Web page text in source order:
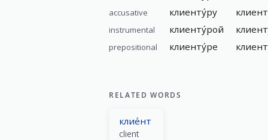
accusative клиенту́ру
instrumental клиенту́рой
prepositional клиенту́ре
RELATED WORDS
клие́нт
client